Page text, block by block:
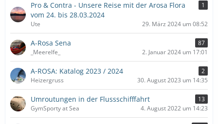
Pro & Contra - Unsere Reise mit der Arosa Flora
vom 24. bis 28.03.2024
1
Ute 29. März 2024 um 08:52
A-Rosa Sena
87
_Meerelfe_
2. Januar 2024 um 17:01
A‑ROSA: Katalog 2023 / 2024
2
Heizergruss
30. August 2023 um 14:35
Umroutungen in der Flussschifffahrt
13
GymSporty at Sea
4. August 2022 um 14:23